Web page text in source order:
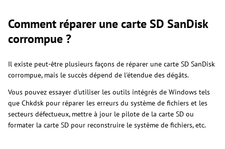
Comment réparer une carte SD SanDisk
corrompue ?
Il existe peut-être plusieurs façons de réparer une carte SD SanDisk
corrompue, mais le succès dépend de l'étendue des dégâts.
Vous pouvez essayer d'utiliser les outils intégrés de Windows tels
que Chkdsk pour réparer les erreurs du système de fichiers et les
secteurs défectueux, mettre à jour le pilote de la carte SD ou
formater la carte SD pour reconstruire le système de fichiers, etc.